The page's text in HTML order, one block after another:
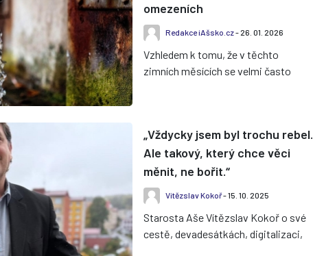
omezeních
Redakce iAšsko.cz- 26. 01. 2026
Vzhledem k tomu, že v těchto
zimních měsících se velmi často
„Vždycky jsem byl trochu rebel.
Ale takový, který chce věci
měnit, ne bořit.“
Vítězslav Kokoř- 15. 10. 2025
Starosta Aše Vítězslav Kokoř o své
cestě, devadesátkách, digitalizaci,